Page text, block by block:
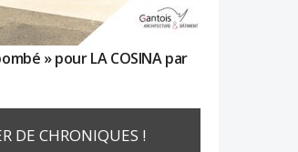
» pour LA COSINA par
DE CHRONIQUES !